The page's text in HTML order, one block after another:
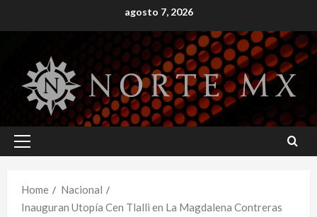
to
agosto 7, 2026
Primary
Home
Nacional
Inauguran Utopía Cen Tlalli en La Magdalena Contreras